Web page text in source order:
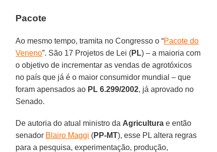
Pacote
Ao mesmo tempo, tramita no Congresso o “Pacote do
Veneno”. São 17 Projetos de Lei (PL) – a maioria com
o objetivo de incrementar as vendas de agrotóxicos
no país que já é o maior consumidor mundial – que
foram apensados ao PL 6.299/2002, já aprovado no
Senado.
De autoria do atual ministro da Agricultura e então
senador Blairo Maggi (PP-MT), esse PL altera regras
para a pesquisa, experimentação, produção,